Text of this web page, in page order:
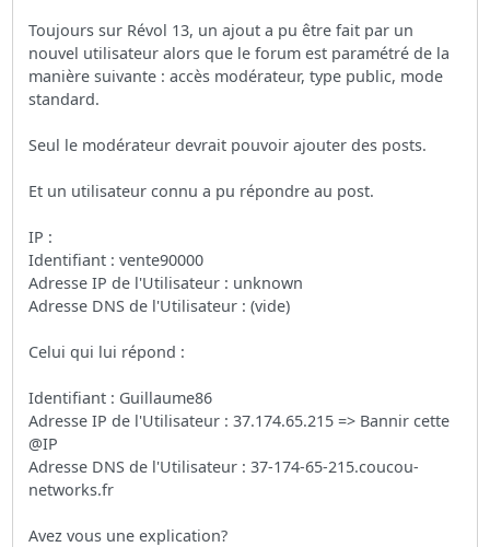
Toujours sur Révol 13, un ajout a pu être fait par un
nouvel utilisateur alors que le forum est paramétré de la
manière suivante : accès modérateur, type public, mode
standard.
Seul le modérateur devrait pouvoir ajouter des posts.
Et un utilisateur connu a pu répondre au post.
IP :
Identifiant : vente90000
Adresse IP de l'Utilisateur : unknown
Adresse DNS de l'Utilisateur : (vide)
Celui qui lui répond :
Identifiant : Guillaume86
Adresse IP de l'Utilisateur : 37.174.65.215 => Bannir cette
@IP
Adresse DNS de l'Utilisateur : 37-174-65-215.coucou-
networks.fr
Avez vous une explication?